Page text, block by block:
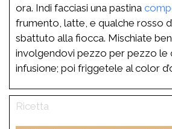
ora. Indi facciasi una pastina
frumento, latte, e qualche rosso
sbattuto alla fiocca. Mischiate
involgendovi pezzo per pezzo le
infusione; poi friggetele al color